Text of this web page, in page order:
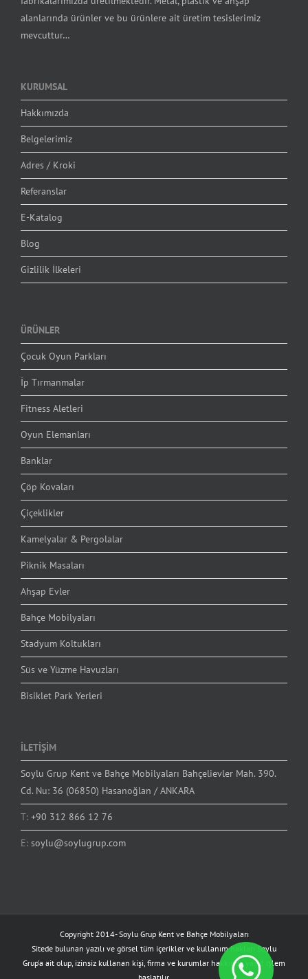
alanlarında ürünler ve bu ürünlere ait üretim tesislerimiz
mevcuttur…
KURUMSAL
Hakkımızda
Belgelerimiz
Adres / Kroki
Referanslar
E-Katalog
Blog
Gizlilik İlkeleri
ÜRÜNLER
Çocuk Oyun Parkları
İp Tırmanmalar
Fitness Aletleri
Oyun Elemanları
Banklar
Çöp Kovaları
Çiçeklikler
Kamelyalar & Pergolalar
Piknik Masaları
Ahşap Evler
Bahçe Mobilyaları
Stadyum Koltukları
Süs ve Yüzme Havuzları
Bisiklet Park Yerleri
İLETİŞİM
Soylu Grup Kent ve Bahçe Mobilyaları Bahçelievler Mah. 390.
Cd. Nu: 36 (06850) Hasanoğlan / ANKARA
T: +90 312 866 12 76
E: soylu@soylugrup.com
Copyright 2014-Soylu Grup Kent ve Bahçe Mobilyaları
Sitede bulunan yazılı ve görsel tüm içerikler ve kullanım hakları Soylu
Grup'a ait olup, izinsiz kullanan kişi, firma ve kurumlar hakkında yasal işlem